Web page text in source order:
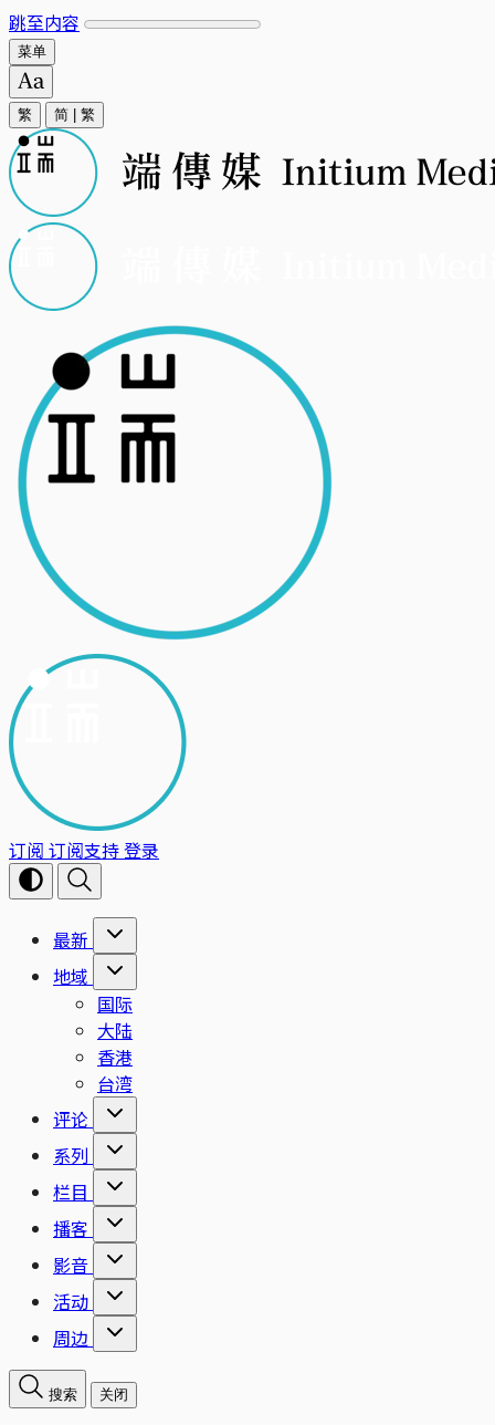
跳至内容
菜单
繁 简 繁
订阅 订阅支持登录
最新
地域
国际
大陆
香港
台湾
评论
系列
栏目
播客
影音
活动
周边
搜索 关闭